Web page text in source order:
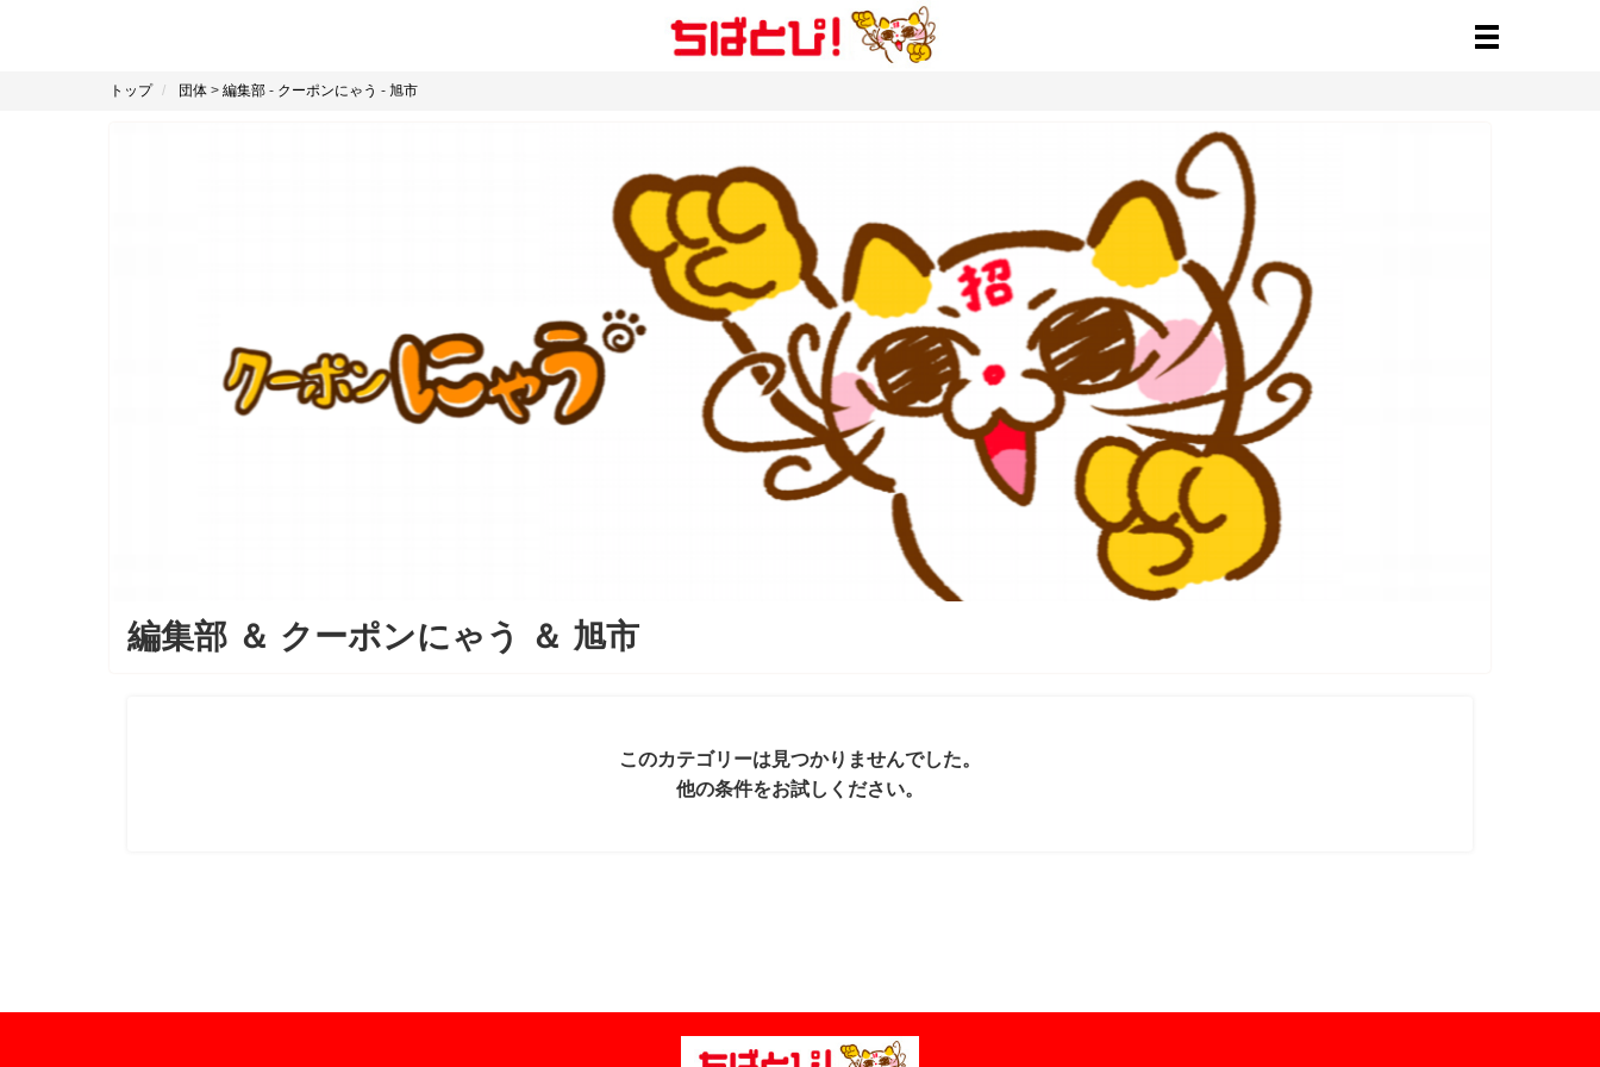
トップ 団体 > 編集部 - クーポンにゃう - 旭市
編集部 ＆ クーポンにゃう ＆ 旭市
このカテゴリーは見つかりませんでした。
他の条件をお試しください。